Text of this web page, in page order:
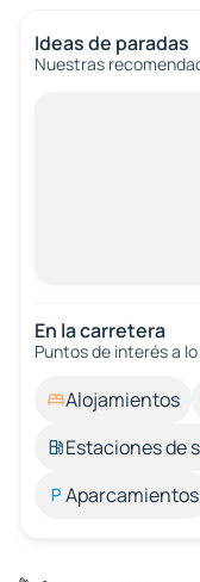
Ideas de paradas
Nuestras
En la carretera
Puntos de interés a
Alojamientos
Estaciones de
Aparcamientos